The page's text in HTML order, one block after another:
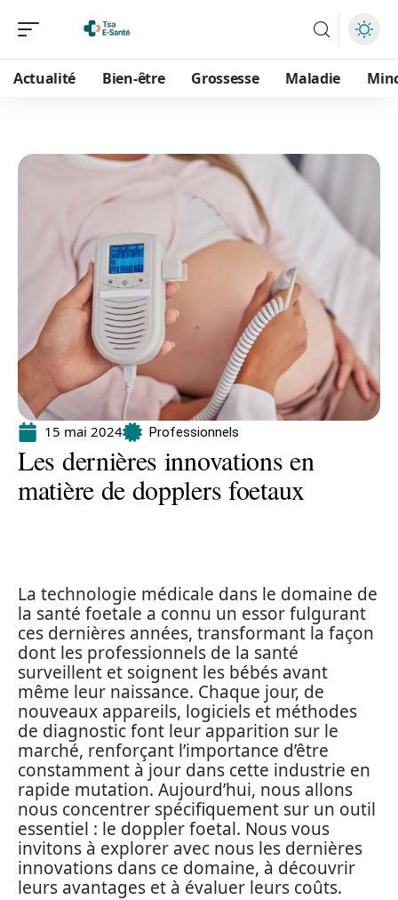
Actualité Bien-être Grossesse Maladie
15 mai 2024 Professionnels
Les dernières innovations en
matière de dopplers foetaux
La technologie médicale dans le domaine de
la santé foetale a connu un essor fulgurant
ces dernières années, transformant la façon
dont les professionnels de la santé
surveillent et soignent les bébés avant
même leur naissance. Chaque jour, de
nouveaux appareils, logiciels et méthodes
de diagnostic font leur apparition sur le
marché, renforçant l’importance d’être
constamment à jour dans cette industrie en
rapide mutation. Aujourd’hui, nous allons
nous concentrer spécifiquement sur un outil
essentiel : le doppler foetal. Nous vous
invitons à explorer avec nous les dernières
innovations dans ce domaine, à découvrir
leurs avantages et à évaluer leurs coûts.